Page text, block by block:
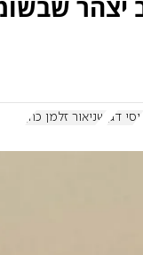
יוסי דגן שניאור זלמן כהן